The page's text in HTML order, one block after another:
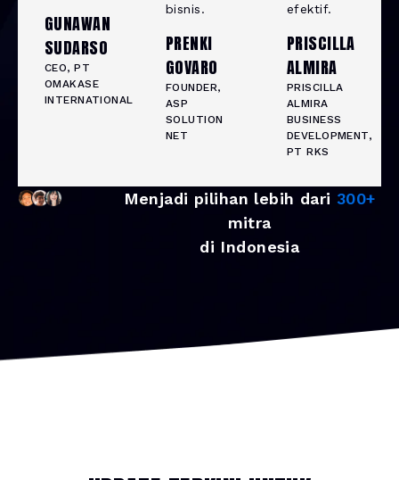
GUNAWAN
SUDARSO
CEO, PT
OMAKASE
INTERNATIONAL
bisnis.
PRENKI
GOVARO
FOUNDER,
ASP
SOLUTION
NET
efektif.
PRISCILLA
ALMIRA
PRISCILLA
ALMIRA
BUSINESS
DEVELOPMENT,
PT RKS
Menjadi pilihan lebih dari 300+
mitra
di Indonesia